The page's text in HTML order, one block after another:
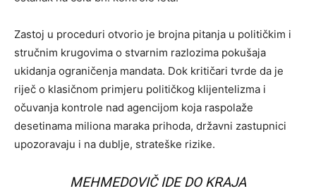
Zastoj u proceduri otvorio je brojna pitanja u političkim i
stručnim krugovima o stvarnim razlozima pokušaja
ukidanja ograničenja mandata. Dok kritičari tvrde da je
riječ o klasičnom primjeru političkog klijentelizma i
očuvanja kontrole nad agencijom koja raspolaže
desetinama miliona maraka prihoda, državni zastupnici
upozoravaju i na dublje, strateške rizike.
MEHMEDOVIČ IDE DO KRAJA